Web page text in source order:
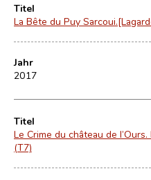
Titel
La Bête du Puy
Jahr
2017
Titel
Le Crime du château de
(T7)